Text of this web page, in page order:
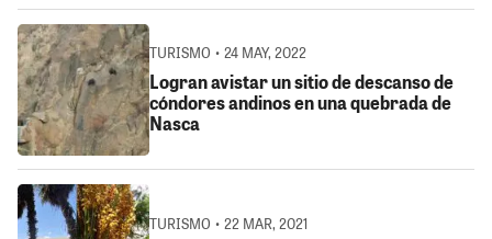
TURISMO • 24 MAY, 2022
Logran avistar un sitio de descanso de
cóndores andinos en una quebrada de
Nasca
TURISMO • 22 MAR, 2021